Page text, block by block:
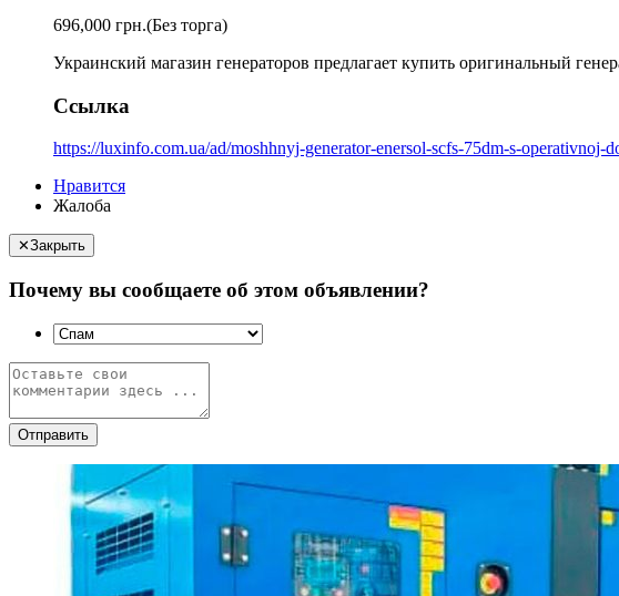
696,000 грн.(Без торга)
Украинский магазин генераторов предлагает купить оригинальный
Ссылка
https://luxinfo.com.ua/ad/moshhnyj-generator-enersol-scfs-75dm-s-operativnoj-
Нравится
Жалоба
✕Закрыть
Почему вы сообщаете об этом объявлении?
Отправить